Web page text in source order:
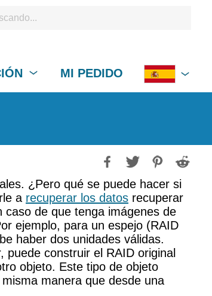
MI PEDIDO
¿Pero qué se puede hacer si
a recuperar los datos recuperar
caso de que tenga imágenes de
ejemplo, para un espejo (RAID
haber dos unidades válidas.
construir el RAID original
objeto. Este tipo de objeto
manera que desde una